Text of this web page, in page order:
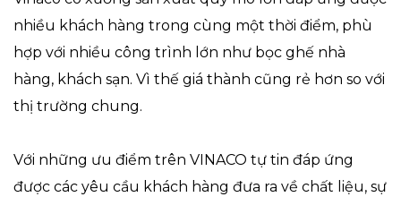
nhiều khách hàng trong cùng một thời điểm, phù
hợp với nhiều công trình lớn như bọc ghế nhà
hàng, khách sạn. Vì thế giá thành cũng rẻ hơn so với
thị trường chung.
Với những ưu điểm trên VINACO tự tin đáp ứng
được các yêu cầu khách hàng đưa ra về chất liệu, sự